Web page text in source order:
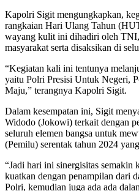
Kapolri Sigit mengungkapkan,
rangkaian Hari Ulang Tahun
wayang kulit ini dihadiri oleh
masyarakat serta disaksikan di
“Kegiatan kali ini tentunya
yaitu Polri Presisi Untuk Negeri,
Maju,” terangnya Kapolri Sigit.
Dalam kesempatan ini, Sigit
Widodo (Jokowi) terkait dengan
seluruh elemen bangsa untuk
(Pemilu) serentak tahun 2024
“Jadi hari ini sinergisitas semakin
kuatkan dengan penampilan dari
Polri, kemudian juga ada ada